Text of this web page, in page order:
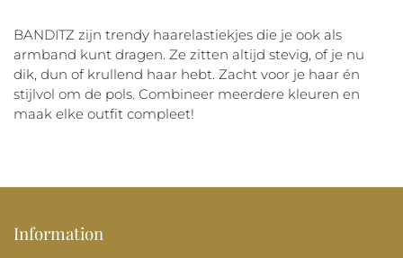
BANDITZ zijn trendy haarelastiekjes die je ook als
armband kunt dragen. Ze zitten altijd stevig, of je nu
dik, dun of krullend haar hebt. Zacht voor je haar én
stijlvol om de pols. Combineer meerdere kleuren en
maak elke outfit compleet!
Information